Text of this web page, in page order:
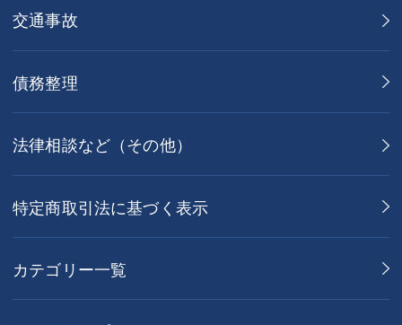
交通事故
債務整理
法律相談など（その他）
特定商取引法に基づく表示
カテゴリー一覧